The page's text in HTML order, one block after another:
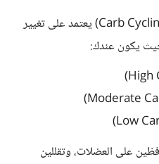
نظام تدوير الكربوهيدرات (Carb Cycling) يعتمد على تغيير
يكون عندك:
على العضلات، وتقللين